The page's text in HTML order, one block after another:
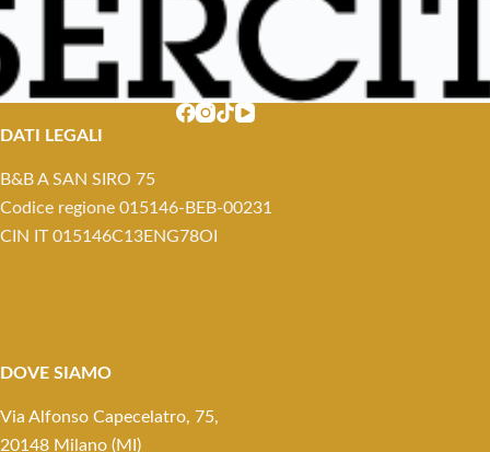
DATI LEGALI
B&B A SAN SIRO 75
Codice regione 015146-BEB-00231
CIN IT 015146C13ENG78OI
DOVE SIAMO
Via Alfonso Capecelatro, 75,
20148 Milano (MI)